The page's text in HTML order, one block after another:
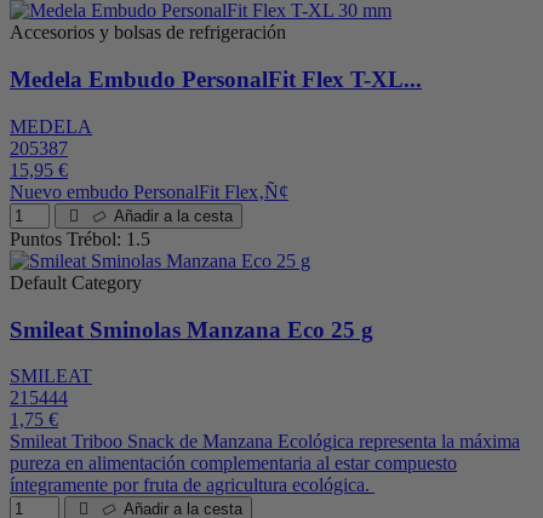
Accesorios y bolsas de refrigeración
Medela Embudo PersonalFit Flex T-XL...
MEDELA
205387
15,95 €
Nuevo embudo PersonalFit Flex‚Ñ¢
Añadir a la cesta
Puntos Trébol: 1.5
Default Category
Smileat Sminolas Manzana Eco 25 g
SMILEAT
215444
1,75 €
Smileat Triboo Snack de Manzana Ecológica representa la máxima
pureza en alimentación complementaria al estar compuesto
íntegramente por fruta de agricultura ecológica.
Añadir a la cesta